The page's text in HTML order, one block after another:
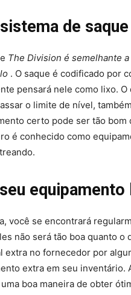
de saque
The Division é semelhante
. O saque é codificado por
pensará nele como lixo.
o limite de nível,
certo pode ser tão
é conhecido como
você se encontrará
não será tão boa quanto
extra no fornecedor por
extra em seu inventário.
boa maneira de obter